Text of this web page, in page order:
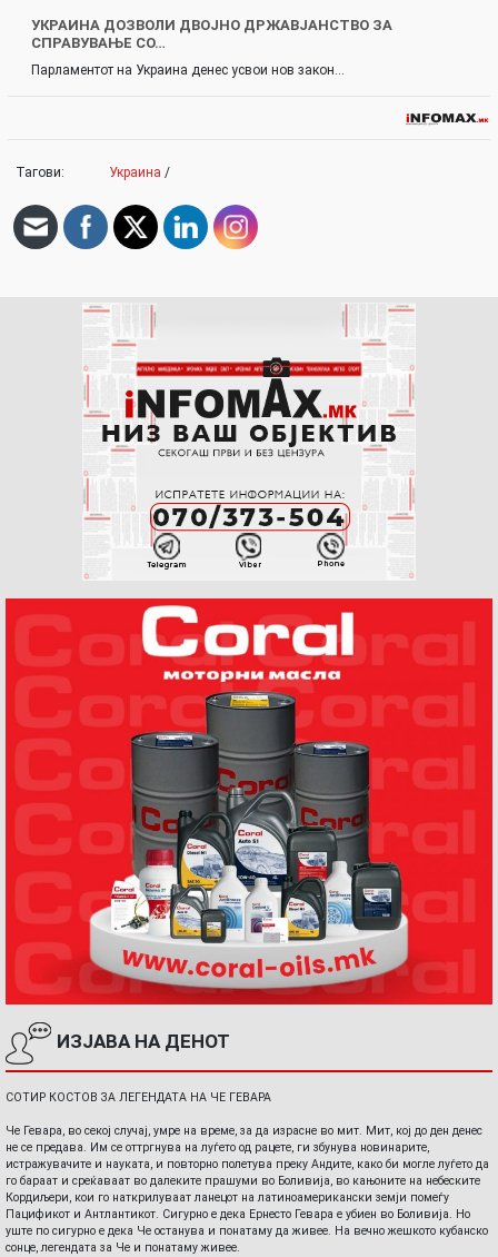
УКРАИНА ДОЗВОЛИ ДВОЈНО ДРЖАВЈАНСТВО ЗА
СПРАВУВАЊЕ СО…
Парламентот на Украина денес усвои нов закон…
Тагови: Украина /
ИЗЈАВА НА ДЕНОТ
СОТИР КОСТОВ ЗА ЛЕГЕНДАТА НА ЧЕ ГЕВАРА
Че Гевара, во секој случај, умре на време, за да израсне во мит. Мит, кој до ден денес
не се предава. Им се оттргнува на луѓето од рацете, ги збунува новинарите,
истражувачите и науката, и повторно полетува преку Андите, како би могле луѓето да
го бараат и среќаваат во далеките прашуми во Боливија, во кањоните на небеските
Кордиљери, кои го наткрилуваат ланецот на латиноамерикански земји помеѓу
Пацификот и Антлантикот. Сигурно е дека Ернесто Гевара е убиен во Боливија. Но
уште по сигурно е дека Че останува и понатаму да живее. На вечно жешкото кубанско
сонце, легендата за Че и понатаму живее.